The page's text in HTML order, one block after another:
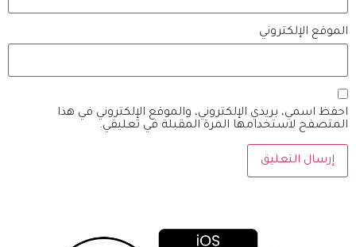
الموقع الإلكتروني
احفظ اسمي، بريدي الإلكتروني، والموقع الإلكتروني في هذا
المتصفح لاستخدامها المرة المقبلة في تعليقي.